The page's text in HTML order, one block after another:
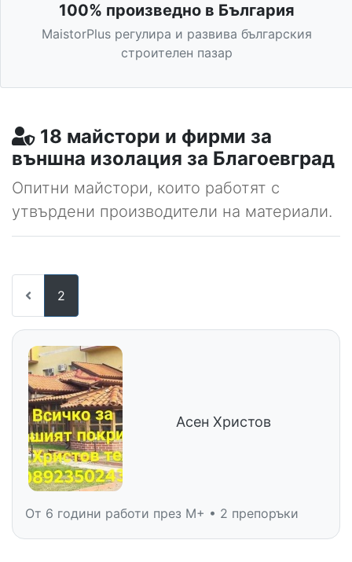
100% произведно в България
MaistorPlus регулира и развива българския
строителен пазар
18 майстори и фирми за
външна изолация за Благоевград
Опитни майстори, които работят с
утвърдени производители на материали.
2
Асен Христов
От 6 години работи през M+ • 2 препоръки